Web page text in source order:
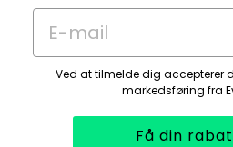
E-mail
Ved at tilmelde dig accepterer
markedsføring fra
Få din